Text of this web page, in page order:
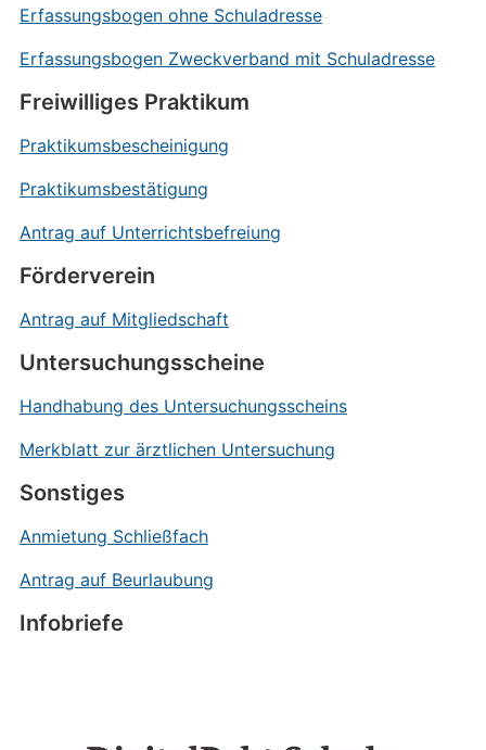
Erfassungsbogen ohne Schuladresse
Erfassungsbogen Zweckverband mit Schuladresse
Freiwilliges Praktikum
Praktikumsbescheinigung
Praktikumsbestätigung
Antrag auf Unterrichtsbefreiung
Förderverein
Antrag auf Mitgliedschaft
Untersuchungsscheine
Handhabung des Untersuchungsscheins
Merkblatt zur ärztlichen Untersuchung
Sonstiges
Anmietung Schließfach
Antrag auf Beurlaubung
Infobriefe